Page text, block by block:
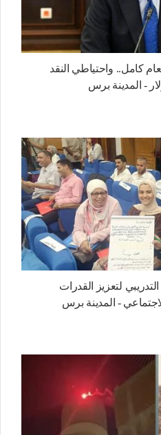
كامل.. واحتياطي النقد
لتعزيز القدرات
- المدينة برس